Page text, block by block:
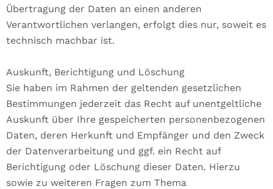
Übertragung der Daten an einen anderen
Verantwortlichen verlangen, erfolgt dies nur, soweit es
technisch machbar ist.
Auskunft, Berichtigung und Löschung
Sie haben im Rahmen der geltenden gesetzlichen
Bestimmungen jederzeit das Recht auf unentgeltliche
Auskunft über Ihre gespeicherten personenbezogenen
Daten, deren Herkunft und Empfänger und den Zweck
der Datenverarbeitung und ggf. ein Recht auf
Berichtigung oder Löschung dieser Daten. Hierzu
sowie zu weiteren Fragen zum Thema